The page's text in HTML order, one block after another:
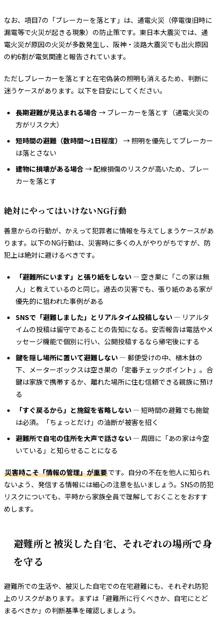
なお、項目7の「ブレーカーを落とす」は、通電火災（停電復旧時に
漏電等で火災が起きる現象）の防止策です。東日本大震災では、通
電火災が原因の火災が多数発生し、阪神・淡路大震災でも出火原因
の約6割が電気関連と報告されています。
ただしブレーカーを落とすと在宅偽装の照明も消えるため、判断に
迷うケースがあります。以下を目安にしてください。
長期避難が見込まれる場合 → ブレーカーを落とす（通電火災の
方がリスク大）
短時間の避難（数時間〜1日程度） → 照明を優先してブレーカー
は落とさない
建物に損壊がある場合 → 配線損傷のリスクが高いため、ブレー
カーを落とす
絶対にやってはいけないNG行動
善意からの行動が、かえって犯罪者に情報を与えてしまうケースがあ
ります。以下のNG行動は、災害時に多くの人がやりがちですが、防
犯上は絶対に避けるべきです。
「避難所にいます」と張り紙をしない — 空き巣に「この家は無
人」と教えているのと同じ。過去の災害でも、張り紙のある家が
優先的に狙われた事例がある
SNSで「避難しました」とリアルタイム投稿しない — リアルタ
イムの投稿は留守であることの告知になる。安否報告は電話やメ
ッセージ機能で個別に行い、公開投稿するなら帰宅後にする
鍵を隠し場所に置いて避難しない — 郵便受けの中、植木鉢の
下、メーターボックスは空き巣の「定番チェックポイント」。合
鍵は家族で携帯するか、離れた場所に住む信頼できる親族に預け
る
「すぐ戻るから」と施錠を省略しない — 短時間の避難でも施錠
は必須。「ちょっとだけ」の油断が被害を招く
避難所で自宅の住所を大声で話さない — 周囲に「あの家は今空
いている」と知らせることになる
災害時こそ「情報の管理」が重要です。自分の不在を他人に知られ
ないよう、発信する情報には細心の注意を払いましょう。 SNSの防犯
リスク についても、平時から家族全員で理解しておくことをおすす
めします。
避難所と被災した自宅、それぞれの場所で身
を守る
避難所での生活や、被災した自宅での在宅避難にも、それぞれ防犯
上のリスクがあります。まずは「避難所に行くべきか、自宅にとど
まるべきか」の判断基準を確認しましょう。